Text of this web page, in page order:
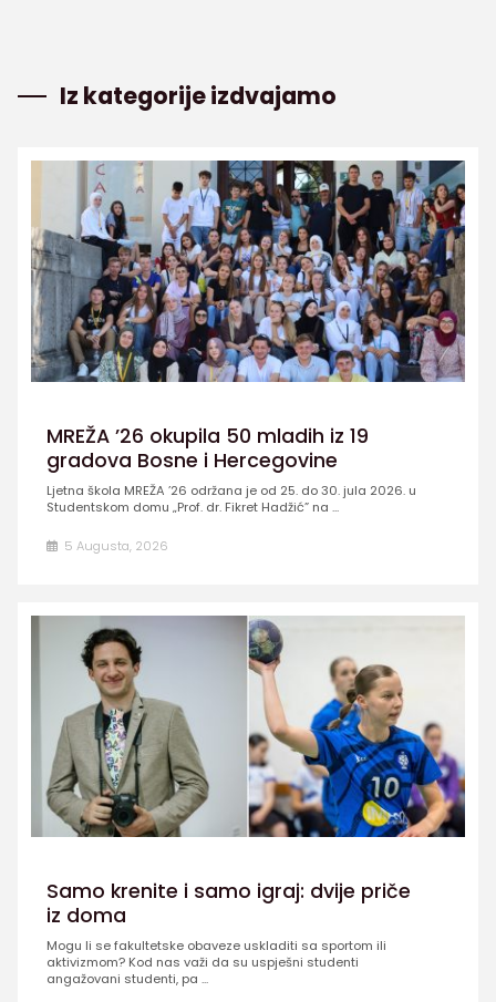
Iz kategorije izdvajamo
MREŽA ’26 okupila 50 mladih iz 19
gradova Bosne i Hercegovine
Ljetna škola MREŽA ’26 održana je od 25. do 30. jula 2026. u
Studentskom domu „Prof. dr. Fikret Hadžić” na ...
5 Augusta, 2026
Samo krenite i samo igraj: dvije priče
iz doma
Mogu li se fakultetske obaveze uskladiti sa sportom ili
aktivizmom? Kod nas važi da su uspješni studenti
angažovani studenti, pa ...